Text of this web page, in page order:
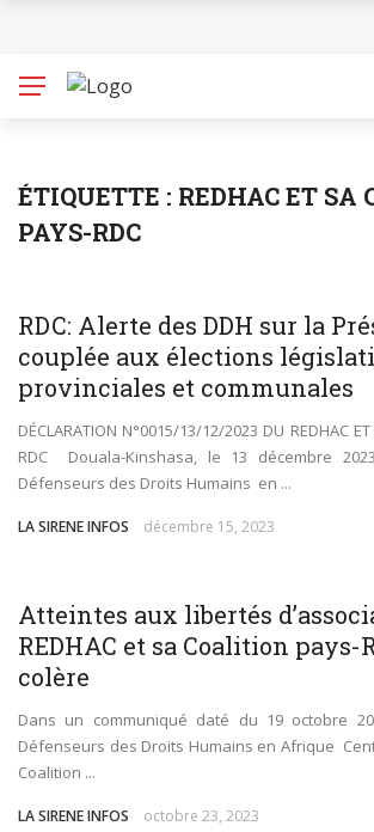
Populations autochtones (JIPA) :
Promotion et protection des droits
au Cameroun : l’Association des
CDHC en parfaite collaboration
Environnement : Ecogreen appelle
gouvernement camerounais et de
Immersion au cœur de la transition
FOCACO salue la transparence
le maintien strict du Cap 30% R-PET
2026
ÉTIQUETTE : REDHAC ET SA
PAYS-RDC
RDC: Alerte des DDH sur la
couplée aux élections
provinciales et communales
DÉCLARATION N°0015/13/12/2023 DU REDHAC ET
RDC Douala-Kinshasa, le 13 décembre
Défenseurs des Droits Humains en ...
LA SIRENE INFOS décembre 15, 2023
Atteintes aux libertés
REDHAC et sa Coalition pays-
colère
Dans un communiqué daté du 19 octobre
Défenseurs des Droits Humains en Afrique
Coalition ...
LA SIRENE INFOS octobre 23, 2023